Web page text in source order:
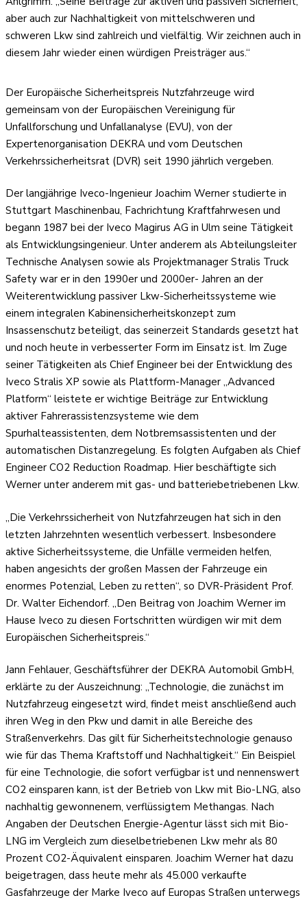
aber auch zur Nachhaltigkeit von mittelschweren und
schweren Lkw sind zahlreich und vielfältig. Wir zeichnen auch in
diesem Jahr wieder einen würdigen Preisträger aus.“
Der Europäische Sicherheitspreis Nutzfahrzeuge wird
gemeinsam von der Europäischen Vereinigung für
Unfallforschung und Unfallanalyse (EVU), von der
Expertenorganisation DEKRA und vom Deutschen
Verkehrssicherheitsrat (DVR) seit 1990 jährlich vergeben.
Der langjährige Iveco-Ingenieur Joachim Werner studierte in
Stuttgart Maschinenbau, Fachrichtung Kraftfahrwesen und
begann 1987 bei der Iveco Magirus AG in Ulm seine Tätigkeit
als Entwicklungsingenieur. Unter anderem als Abteilungsleiter
Technische Analysen sowie als Projektmanager Stralis Truck
Safety war er in den 1990er und 2000er- Jahren an der
Weiterentwicklung passiver Lkw-Sicherheitssysteme wie
einem integralen Kabinensicherheitskonzept zum
Insassenschutz beteiligt, das seinerzeit Standards gesetzt hat
und noch heute in verbesserter Form im Einsatz ist. Im Zuge
seiner Tätigkeiten als Chief Engineer bei der Entwicklung des
Iveco Stralis XP sowie als Plattform-Manager „Advanced
Platform“ leistete er wichtige Beiträge zur Entwicklung
aktiver Fahrerassistenzsysteme wie dem
Spurhalteassistenten, dem Notbremsassistenten und der
automatischen Distanzregelung. Es folgten Aufgaben als Chief
Engineer CO2 Reduction Roadmap. Hier beschäftigte sich
Werner unter anderem mit gas- und batteriebetriebenen Lkw.
„Die Verkehrssicherheit von Nutzfahrzeugen hat sich in den
letzten Jahrzehnten wesentlich verbessert. Insbesondere
aktive Sicherheitssysteme, die Unfälle vermeiden helfen,
haben angesichts der großen Massen der Fahrzeuge ein
enormes Potenzial, Leben zu retten“, so DVR-Präsident Prof.
Dr. Walter Eichendorf. „Den Beitrag von Joachim Werner im
Hause Iveco zu diesen Fortschritten würdigen wir mit dem
Europäischen Sicherheitspreis.“
Jann Fehlauer, Geschäftsführer der DEKRA Automobil GmbH,
erklärte zu der Auszeichnung: „Technologie, die zunächst im
Nutzfahrzeug eingesetzt wird, findet meist anschließend auch
ihren Weg in den Pkw und damit in alle Bereiche des
Straßenverkehrs. Das gilt für Sicherheitstechnologie genauso
wie für das Thema Kraftstoff und Nachhaltigkeit.“ Ein Beispiel
für eine Technologie, die sofort verfügbar ist und nennenswert
CO2 einsparen kann, ist der Betrieb von Lkw mit Bio-LNG, also
nachhaltig gewonnenem, verflüssigtem Methangas. Nach
Angaben der Deutschen Energie-Agentur lässt sich mit Bio-
LNG im Vergleich zum dieselbetriebenen Lkw mehr als 80
Prozent CO2-Äquivalent einsparen. Joachim Werner hat dazu
beigetragen, dass heute mehr als 45.000 verkaufte
Gasfahrzeuge der Marke Iveco auf Europas Straßen unterwegs